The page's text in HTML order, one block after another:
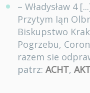
– Władysław 4
Przytym Iąn
Biskupstwo
Pogrzebu,
razem sie
patrz: ACHT,